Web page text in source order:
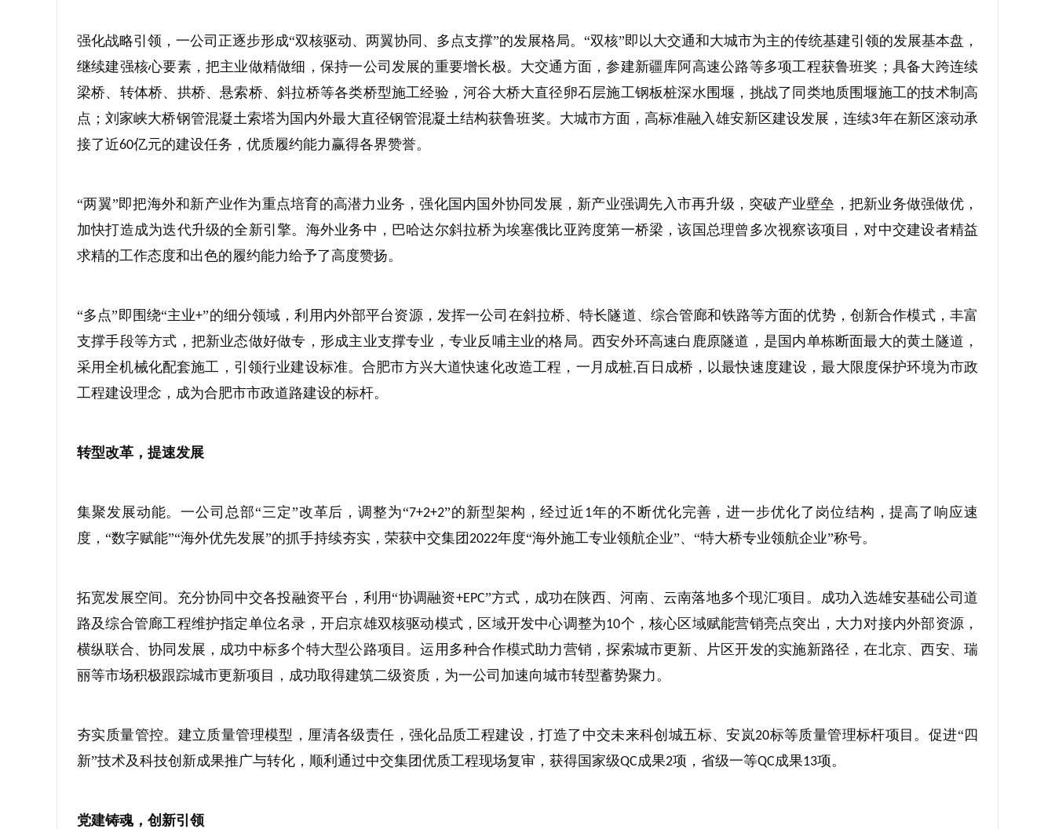
强化战略引领，一公司正逐步形成“双核驱动、两翼协同、多点支撑”的发展格局。“双核”即以大交通和大城市为主的传统基建引领的发展基本盘，
继续建强核心要素，把主业做精做细，保持一公司发展的重要增长极。大交通方面，参建新疆库阿高速公路等多项工程获鲁班奖；具备大跨连续
梁桥、转体桥、拱桥、悬索桥、斜拉桥等各类桥型施工经验，河谷大桥大直径卵石层施工钢板桩深水围堰，挑战了同类地质围堰施工的技术制高
点；刘家峡大桥钢管混凝土索塔为国内外最大直径钢管混凝土结构获鲁班奖。大城市方面，高标准融入雄安新区建设发展，连续3年在新区滚动承
接了近60亿元的建设任务，优质履约能力赢得各界赞誉。
“两翼”即把海外和新产业作为重点培育的高潜力业务，强化国内国外协同发展，新产业强调先入市再升级，突破产业壁垒，把新业务做强做优，
加快打造成为迭代升级的全新引擎。海外业务中，巴哈达尔斜拉桥为埃塞俄比亚跨度第一桥梁，该国总理曾多次视察该项目，对中交建设者精益
求精的工作态度和出色的履约能力给予了高度赞扬。
“多点”即围绕“主业+”的细分领域，利用内外部平台资源，发挥一公司在斜拉桥、特长隧道、综合管廊和铁路等方面的优势，创新合作模式，丰富
支撑手段等方式，把新业态做好做专，形成主业支撑专业，专业反哺主业的格局。西安外环高速白鹿原隧道，是国内单栋断面最大的黄土隧道，
采用全机械化配套施工，引领行业建设标准。合肥市方兴大道快速化改造工程，一月成桩,百日成桥，以最快速度建设，最大限度保护环境为市政
工程建设理念，成为合肥市市政道路建设的标杆。
转型改革，提速发展
集聚发展动能。一公司总部“三定”改革后，调整为“7+2+2”的新型架构，经过近1年的不断优化完善，进一步优化了岗位结构，提高了响应速
度，“数字赋能”“海外优先发展”的抓手持续夯实，荣获中交集团2022年度“海外施工专业领航企业”、“特大桥专业领航企业”称号。
拓宽发展空间。充分协同中交各投融资平台，利用“协调融资+EPC”方式，成功在陕西、河南、云南落地多个现汇项目。成功入选雄安基础公司道
路及综合管廊工程维护指定单位名录，开启京雄双核驱动模式，区域开发中心调整为10个，核心区域赋能营销亮点突出，大力对接内外部资源，
横纵联合、协同发展，成功中标多个特大型公路项目。运用多种合作模式助力营销，探索城市更新、片区开发的实施新路径，在北京、西安、瑞
丽等市场积极跟踪城市更新项目，成功取得建筑二级资质，为一公司加速向城市转型蓄势聚力。
夯实质量管控。建立质量管理模型，厘清各级责任，强化品质工程建设，打造了中交未来科创城五标、安岚20标等质量管理标杆项目。促进“四
新”技术及科技创新成果推广与转化，顺利通过中交集团优质工程现场复审，获得国家级QC成果2项，省级一等QC成果13项。
党建铸魂，创新引领